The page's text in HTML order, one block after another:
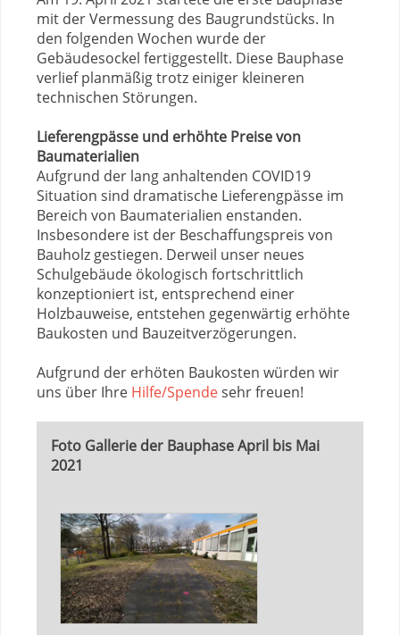
mit der Vermessung des Baugrundstücks. In
den folgenden Wochen wurde der
Gebäudesockel fertiggestellt. Diese Bauphase
verlief planmäßig trotz einiger kleineren
technischen Störungen.
Lieferengpässe und erhöhte Preise von
Baumaterialien
Aufgrund der lang anhaltenden COVID19
Situation sind dramatische Lieferengpässe im
Bereich von Baumaterialien enstanden.
Insbesondere ist der Beschaffungspreis von
Bauholz gestiegen. Derweil unser neues
Schulgebäude ökologisch fortschrittlich
konzeptioniert ist, entsprechend einer
Holzbauweise, entstehen gegenwärtig erhöhte
Baukosten und Bauzeitverzögerungen.
Aufgrund der erhöten Baukosten würden wir
uns über Ihre Hilfe/Spendesehr freuen!
Foto Gallerie der Bauphase April bis Mai
2021